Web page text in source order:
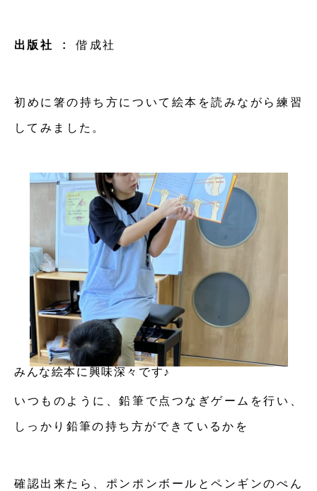
出版社 ‏ : ‎偕成社
初めに箸の持ち方について絵本を読みながら練習
してみました。
みんな絵本に興味深々です♪
いつものように、鉛筆で点つなぎゲームを行い、
しっかり鉛筆の持ち方ができているかを
確認出来たら、ポンポンボールとペンギンのぺん